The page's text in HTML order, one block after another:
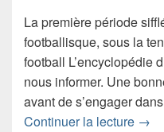
La première période
footballisque, sous la
football L’encyclopédie
nous informer. Une
avant de s’engager
Continuer la lecture →